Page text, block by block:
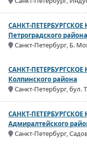
САНКТ-ПЕТЕРБУРГСКОЕ
Петроградского района
Санкт-Петербург, Б.
САНКТ-ПЕТЕРБУРГСКОЕ
Колпинского района
Санкт-Петербург, бул.
САНКТ-ПЕТЕРБУРГСКОЕ
Адмиралтейского
Санкт-Петербург,